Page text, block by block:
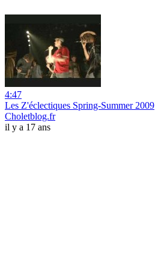
4:47
Les Z'éclectiques Spring-Summer 2009
Choletblog.fr
il y a 17 ans